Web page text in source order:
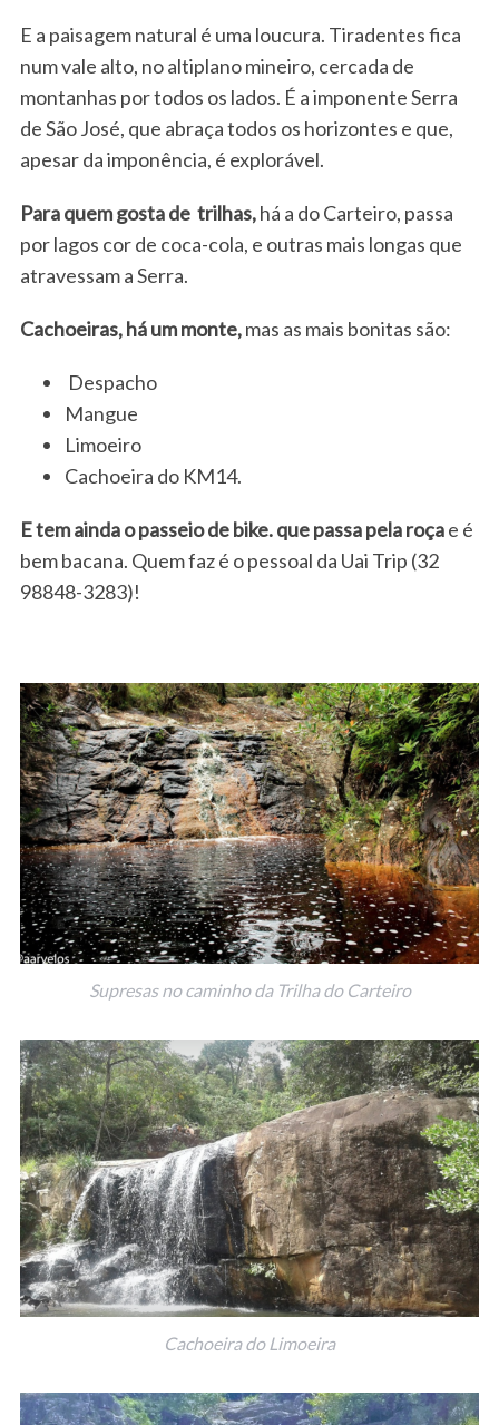
E a paisagem natural é uma loucura. Tiradentes fica
num vale alto, no altiplano mineiro, cercada de
montanhas por todos os lados. É a imponente Serra
de São José, que abraça todos os horizontes e que,
apesar da imponência, é explorável.
Para quem gosta de trilhas,há a do Carteiro, passa
por lagos cor de coca-cola, e outras mais longas que
atravessam a Serra.
Cachoeiras, há um monte,mas as mais bonitas são:
Despacho
Mangue
Limoeiro
Cachoeira do KM14.
E tem ainda o passeio de bike. que passa pela roçae é
bem bacana. Quem faz é o pessoal da Uai Trip (32
98848-3283)!
Supresas no caminho da Trilha do Carteiro
Cachoeira do Limoeira